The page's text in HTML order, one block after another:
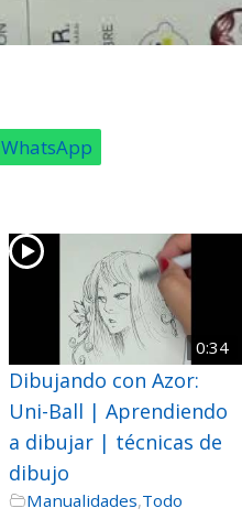
WhatsApp
0:34
Dibujando con Azor:
Uni-Ball | Aprendiendo
a dibujar | técnicas de
dibujo
Manualidades,Todo